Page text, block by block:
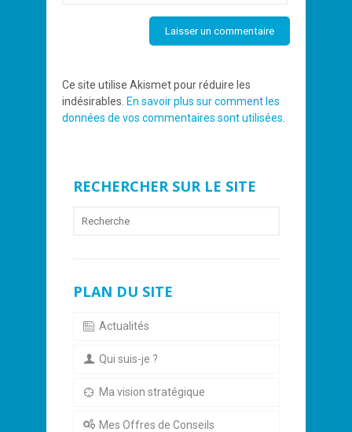
Ce site utilise Akismet pour réduire les
indésirables. En savoir plus sur comment les
données de vos commentaires sont utilisées
RECHERCHER SUR LE SITE
PLAN DU SITE
Actualités
Qui suis-je ?
Ma vision stratégique
Mes Offres de Conseils